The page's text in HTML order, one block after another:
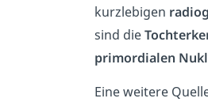
kurzlebigen
sind die
primordialen
Eine weitere